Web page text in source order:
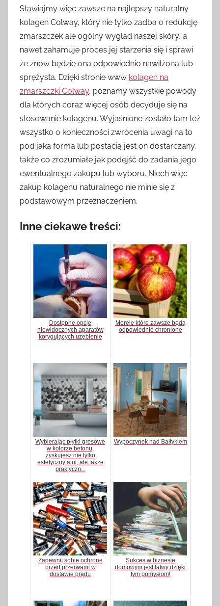
Stawiajmy więc zawsze na najlepszy naturalny
kolagen Colway, który nie tylko zadba o redukcję
zmarszczek ale ogólny wygląd naszej skóry, a
nawet zahamuje proces jej starzenia się i sprawi
że znów będzie ona odpowiednio nawilżona lub
sprężysta. Dzięki stronie www kolagen na
zmarszczki Colway, poznamy wszystkie powody
dla których coraz więcej osób decyduje się na
stosowanie kolagenu. Wyjaśnione zostało tam też
wszystko o konieczności zwrócenia uwagi na to
pod jaką formą lub postacią jest on dostarczany,
także co zrozumiałe jak podejść do zadania jego
ewentualnego zakupu lub wyboru. Niech więc
zakup kolagenu naturalnego nie minie się z
podstawowym przeznaczeniem.
Inne ciekawe treści:
Dostępne opcje
niewidocznych aparatów
korygujących uzębienie
Morele które zawsze będą
odpowiednie chronione
Wybierając płytki gresowe
w kolorze betonu,
zyskujesz nie tylko
estetyczny atut, ale także
praktyczn...
Wypoczynek nad Bałtykiem
Zapewnij sobie ochronę
przed przerwami w
dostawie prądu
Sukces w biznesie
domowym jest łatwy dzięki
tym pomysłom!